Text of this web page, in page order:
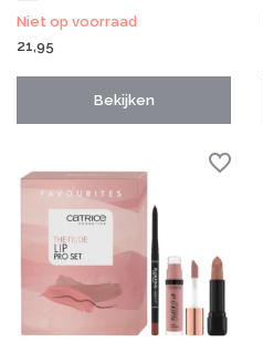
Niet op voorraad
21,95
Bekijken